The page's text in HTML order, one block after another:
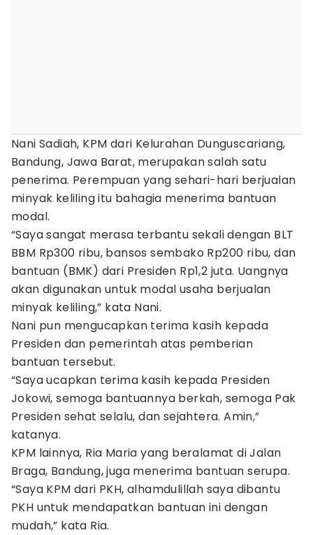
Nani Sadiah, KPM dari Kelurahan Dunguscariang,
Bandung, Jawa Barat, merupakan salah satu
penerima. Perempuan yang sehari-hari berjualan
minyak keliling itu bahagia menerima bantuan
modal.
“Saya sangat merasa terbantu sekali dengan BLT
BBM Rp300 ribu, bansos sembako Rp200 ribu, dan
bantuan (BMK) dari Presiden Rp1,2 juta. Uangnya
akan digunakan untuk modal usaha berjualan
minyak keliling,” kata Nani.
Nani pun mengucapkan terima kasih kepada
Presiden dan pemerintah atas pemberian
bantuan tersebut.
“Saya ucapkan terima kasih kepada Presiden
Jokowi, semoga bantuannya berkah, semoga Pak
Presiden sehat selalu, dan sejahtera. Amin,”
katanya.
KPM lainnya, Ria Maria yang beralamat di Jalan
Braga, Bandung, juga menerima bantuan serupa.
“Saya KPM dari PKH, alhamdulillah saya dibantu
PKH untuk mendapatkan bantuan ini dengan
mudah,” kata Ria.